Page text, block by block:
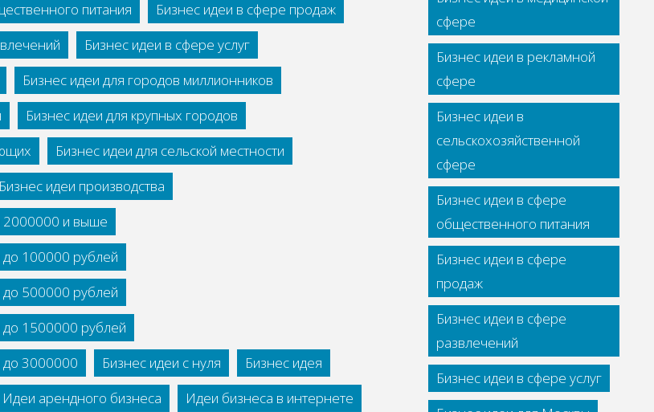
питания
Бизнес идеи в сфере продаж
Бизнес идеи в сфере услуг
Бизнес идеи для городов миллионников
Бизнес идеи для крупных городов
Бизнес идеи для сельской местности
Бизнес идеи производства
2000000 и выше
100000 рублей
500000 рублей
1500000 рублей
до 3000000
Бизнес идеи с нуля
Бизнес идея
Идеи арендного бизнеса
Идеи бизнеса в интернете
сфере
Бизнес идеи в рекламной
сфере
Бизнес идеи в
сельскохозяйственной
сфере
Бизнес идеи в сфере
общественного питания
Бизнес идеи в сфере
продаж
Бизнес идеи в сфере
развлечений
Бизнес идеи в сфере услуг